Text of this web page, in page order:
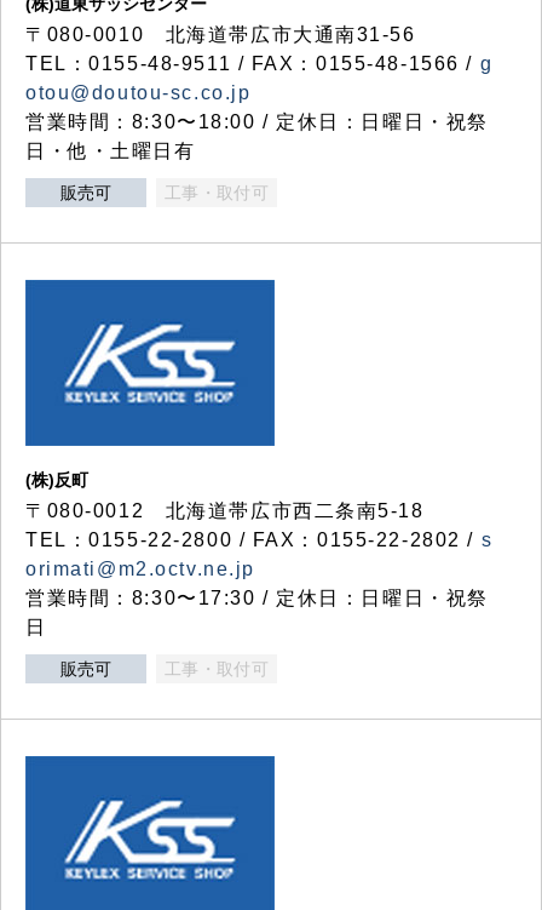
〒080-0010 北海道帯広市大通南31-56
TEL：0155-48-9511 / FAX：0155-48-1566 / g
otou@doutou-sc.co.jp
営業時間：8:30〜18:00 / 定休日：日曜日・祝祭
日・他・土曜日有
販売可 工事・取付可
(株)反町
〒080-0012 北海道帯広市西二条南5-18
TEL：0155-22-2800 / FAX：0155-22-2802 / s
orimati@m2.octv.ne.jp
営業時間：8:30〜17:30 / 定休日：日曜日・祝祭
日
販売可 工事・取付可